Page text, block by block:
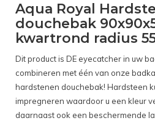
Aqua Royal
douchebak
kwartrond radius
Dit product is DE eyecatcher in uw
combineren met één van onze
hardstenen douchebak! Hardsteen
impregneren waardoor u een kleur
daarnaast ook een beschermende